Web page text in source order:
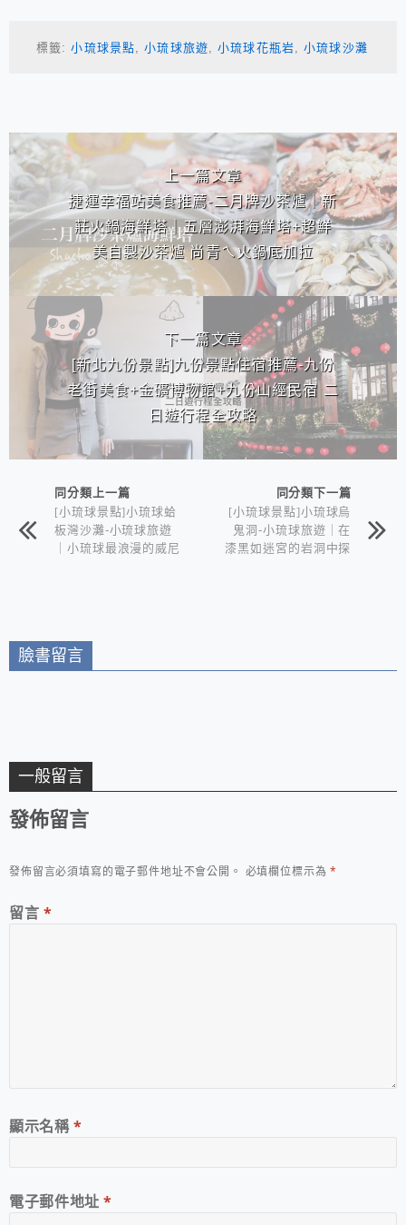
標籤:小琉球景點 ,小琉球旅遊 ,小琉球花瓶岩 ,小琉球沙灘
相連文章
上一篇文章
捷運幸福站美食推薦-二月牌沙茶爐｜新
莊火鍋海鮮塔｜五層澎湃海鮮塔+超鮮
美自製沙茶爐 尚青ㄟ火鍋底加拉
下一篇文章
[新北九份景點]九份景點住宿推薦-九份
老街美食+金礦博物館+九份山經民宿 二
日遊行程全攻略
同分類上一篇
[小琉球景點]小琉球蛤
板灣沙灘-小琉球旅遊
｜小琉球最浪漫的威尼
同分類下一篇
[小琉球景點]小琉球烏
鬼洞-小琉球旅遊｜在
漆黑如迷宮的岩洞中探
臉書留言
一般留言
發佈留言
發佈留言必須填寫的電子郵件地址不會公開。 必填欄位標示為*
留言 *
顯示名稱*
電子郵件地址*